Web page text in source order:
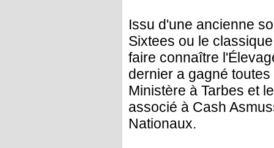
Issu d'une ancienne
Sixtees ou le
faire connaître
dernier a gagné
Ministère à Tarbes et
associé à Cash
Nationaux.